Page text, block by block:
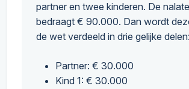
partner en twee kinderen. De
bedraagt € 90.000. Dan wordt
de wet verdeeld in drie gelijke delen:
Partner: € 30.000
Kind 1: € 30.000